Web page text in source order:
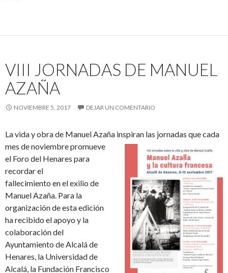
VIII JORNADAS DE MANUEL
AZAÑA
NOVIEMBRE 5, 2017 DEJAR UN COMENTARIO
La vida y obra de Manuel Azaña inspiran las jornadas que cada
mes de noviembre promueve
el Foro del Henares para
recordar el
fallecimiento en el exilio de
Manuel Azaña. Para la
organización de esta edición
ha recibido el apoyo y la
colaboración del
Ayuntamiento de Alcalá de
Henares, la Universidad de
Alcalá, la Fundación Francisco